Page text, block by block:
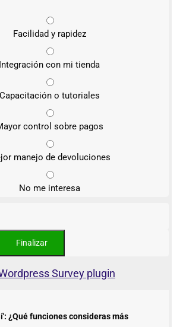
Facilidad y rapidez
Integración con mi tienda
Capacitación o tutoriales
control sobre pagos
manejo de devoluciones
No me interesa
Survey plugin
¿Qué funciones consideras más